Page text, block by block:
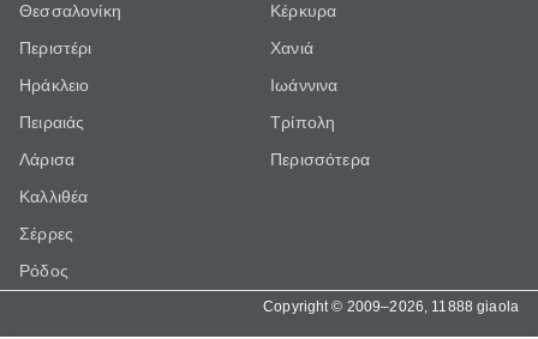
Θεσσαλονίκη
Περιστέρι
Ηράκλειο
Πειραιάς
Λάρισα
Καλλιθέα
Σέρρες
Ρόδος
Κέρκυρα
Χανιά
Ιωάννινα
Τρίπολη
Περισσότερα
Copyright © 2009–2026, 11888 giaola